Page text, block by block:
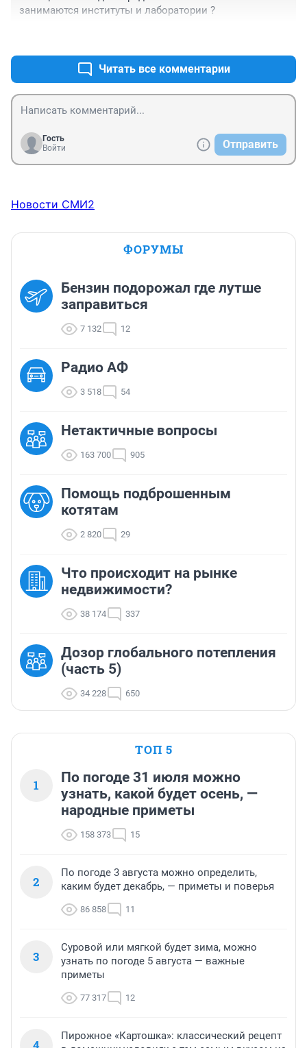
занимаются институты и лаборатории ?
Читать все комментарии
Гость
Войти
Отправить
Новости СМИ2
ФОРУМЫ
Бензин подорожал где лутше
заправиться
7 132 12
Радио АФ
3 518 54
Нетактичные вопросы
163 700 905
Помощь подброшенным
котятам
2 820 29
Что происходит на рынке
недвижимости?
38 174 337
Дозор глобального потепления
(часть 5)
34 228 650
ТОП 5
1
По погоде 31 июля можно
узнать, какой будет осень, —
народные приметы
158 373 15
2
По погоде 3 августа можно определить,
каким будет декабрь, — приметы и поверья
86 858 11
3
Суровой или мягкой будет зима, можно
узнать по погоде 5 августа — важные
приметы
77 317 12
Пирожное «Картошка»: классический рецепт